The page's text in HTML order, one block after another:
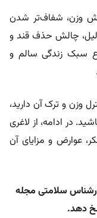
وزن، شفاف‌تر شدن
چالش حذف قند و
سبک زندگی سالم و
.
وزن و ترک آن دارید،
در ادامه، از لاغری
قند و شکر، عوارض و مزایای آن
سلامتی مجله
دهد.